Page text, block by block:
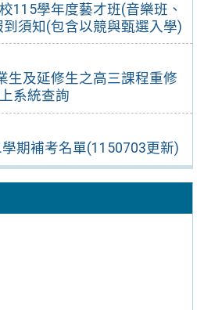
115學年度藝才班(音樂班、
須知(包含以競與甄選入學)
生及延修生之高三課程重修
系統查詢
期補考名單(1150703更新)